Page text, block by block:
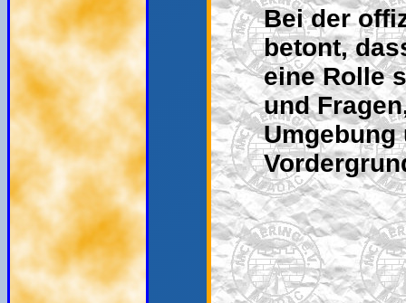
Bei der
betont,
eine Rolle
und
Umgebung